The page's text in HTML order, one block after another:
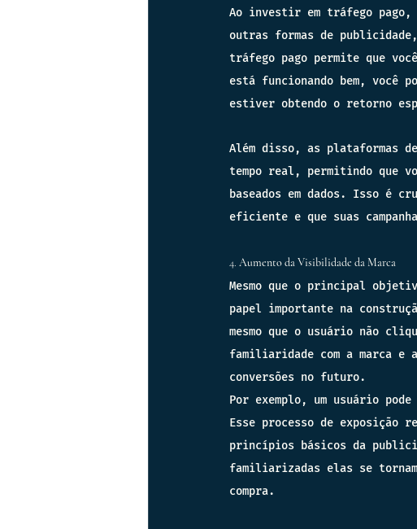
Ao investir em tráfego
outras formas de
tráfego pago permite que
está funcionando bem, você
estiver obtendo o retorno
Além disso, as plataformas
tempo real, permitindo que
baseados em dados. Isso é
eficiente e que suas
4. Aumento da Visibilidade da Marca
Mesmo que o principal
papel importante na
mesmo que o usuário não
familiaridade com a marca e
conversões no futuro.
Por exemplo, um usuário
Esse processo de exposição
princípios básicos da
familiarizadas elas se
compra.